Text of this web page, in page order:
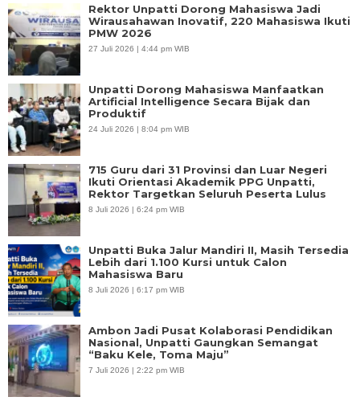
Rektor Unpatti Dorong Mahasiswa Jadi
Wirausahawan Inovatif, 220 Mahasiswa Ikuti
PMW 2026
27 Juli 2026 | 4:44 pm WIB
Unpatti Dorong Mahasiswa Manfaatkan
Artificial Intelligence Secara Bijak dan
Produktif
24 Juli 2026 | 8:04 pm WIB
715 Guru dari 31 Provinsi dan Luar Negeri
Ikuti Orientasi Akademik PPG Unpatti,
Rektor Targetkan Seluruh Peserta Lulus
8 Juli 2026 | 6:24 pm WIB
Unpatti Buka Jalur Mandiri II, Masih Tersedia
Lebih dari 1.100 Kursi untuk Calon
Mahasiswa Baru
8 Juli 2026 | 6:17 pm WIB
Ambon Jadi Pusat Kolaborasi Pendidikan
Nasional, Unpatti Gaungkan Semangat
“Baku Kele, Toma Maju”
7 Juli 2026 | 2:22 pm WIB